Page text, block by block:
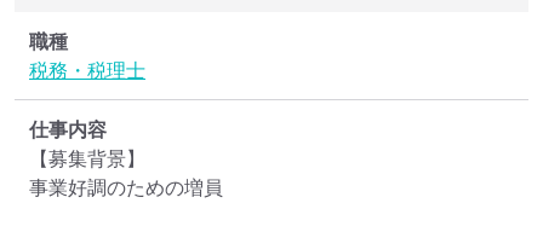
職種
税務・税理士
仕事内容
【募集背景】
事業好調のための増員